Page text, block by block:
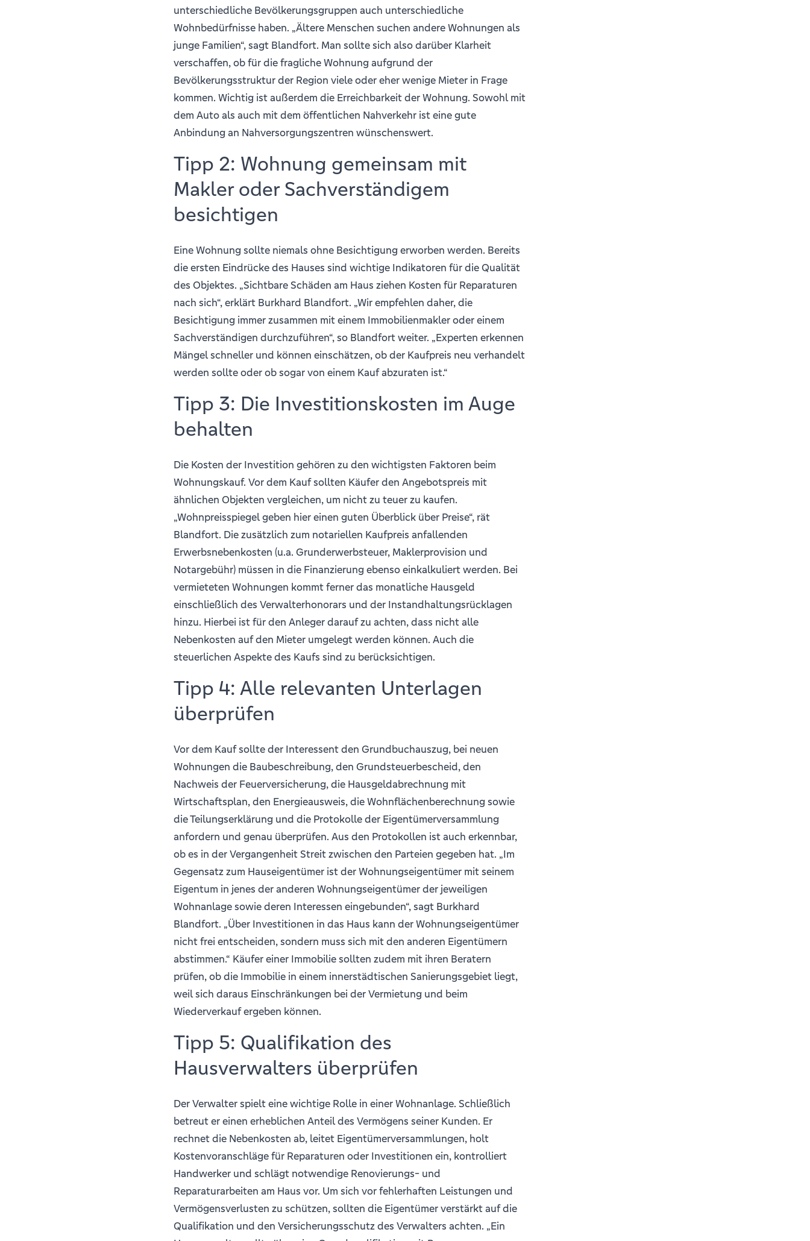
unterschiedliche Bevölkerungsgruppen auch unterschiedliche
Wohnbedürfnisse haben. „Ältere Menschen suchen andere Wohnungen als
junge Familien“, sagt Blandfort. Man sollte sich also darüber Klarheit
verschaffen, ob für die fragliche Wohnung aufgrund der
Bevölkerungsstruktur der Region viele oder eher wenige Mieter in Frage
kommen. Wichtig ist außerdem die Erreichbarkeit der Wohnung. Sowohl mit
dem Auto als auch mit dem öffentlichen Nahverkehr ist eine gute
Anbindung an Nahversorgungszentren wünschenswert.
Tipp 2: Wohnung gemeinsam mit
Makler oder Sachverständigem
besichtigen
Eine Wohnung sollte niemals ohne Besichtigung erworben werden. Bereits
die ersten Eindrücke des Hauses sind wichtige Indikatoren für die Qualität
des Objektes. „Sichtbare Schäden am Haus ziehen Kosten für Reparaturen
nach sich“, erklärt Burkhard Blandfort. „Wir empfehlen daher, die
Besichtigung immer zusammen mit einem Immobilienmakler oder einem
Sachverständigen durchzuführen“, so Blandfort weiter. „Experten erkennen
Mängel schneller und können einschätzen, ob der Kaufpreis neu verhandelt
werden sollte oder ob sogar von einem Kauf abzuraten ist.“
Tipp 3: Die Investitionskosten im Auge
behalten
Die Kosten der Investition gehören zu den wichtigsten Faktoren beim
Wohnungskauf. Vor dem Kauf sollten Käufer den Angebotspreis mit
ähnlichen Objekten vergleichen, um nicht zu teuer zu kaufen.
„Wohnpreisspiegel geben hier einen guten Überblick über Preise“, rät
Blandfort. Die zusätzlich zum notariellen Kaufpreis anfallenden
Erwerbsnebenkosten (u.a. Grunderwerbsteuer, Maklerprovision und
Notargebühr) müssen in die Finanzierung ebenso einkalkuliert werden. Bei
vermieteten Wohnungen kommt ferner das monatliche Hausgeld
einschließlich des Verwalterhonorars und der Instandhaltungsrücklagen
hinzu. Hierbei ist für den Anleger darauf zu achten, dass nicht alle
Nebenkosten auf den Mieter umgelegt werden können. Auch die
steuerlichen Aspekte des Kaufs sind zu berücksichtigen.
Tipp 4: Alle relevanten Unterlagen
überprüfen
Vor dem Kauf sollte der Interessent den Grundbuchauszug, bei neuen
Wohnungen die Baubeschreibung, den Grundsteuerbescheid, den
Nachweis der Feuerversicherung, die Hausgeldabrechnung mit
Wirtschaftsplan, den Energieausweis, die Wohnflächenberechnung sowie
die Teilungserklärung und die Protokolle der Eigentümerversammlung
anfordern und genau überprüfen. Aus den Protokollen ist auch erkennbar,
ob es in der Vergangenheit Streit zwischen den Parteien gegeben hat. „Im
Gegensatz zum Hauseigentümer ist der Wohnungseigentümer mit seinem
Eigentum in jenes der anderen Wohnungseigentümer der jeweiligen
Wohnanlage sowie deren Interessen eingebunden“, sagt Burkhard
Blandfort. „Über Investitionen in das Haus kann der Wohnungseigentümer
nicht frei entscheiden, sondern muss sich mit den anderen Eigentümern
abstimmen.“ Käufer einer Immobilie sollten zudem mit ihren Beratern
prüfen, ob die Immobilie in einem innerstädtischen Sanierungsgebiet liegt,
weil sich daraus Einschränkungen bei der Vermietung und beim
Wiederverkauf ergeben können.
Tipp 5: Qualifikation des
Hausverwalters überprüfen
Der Verwalter spielt eine wichtige Rolle in einer Wohnanlage. Schließlich
betreut er einen erheblichen Anteil des Vermögens seiner Kunden. Er
rechnet die Nebenkosten ab, leitet Eigentümerversammlungen, holt
Kostenvoranschläge für Reparaturen oder Investitionen ein, kontrolliert
Handwerker und schlägt notwendige Renovierungs- und
Reparaturarbeiten am Haus vor. Um sich vor fehlerhaften Leistungen und
Vermögensverlusten zu schützen, sollten die Eigentümer verstärkt auf die
Qualifikation und den Versicherungsschutz des Verwalters achten. „Ein